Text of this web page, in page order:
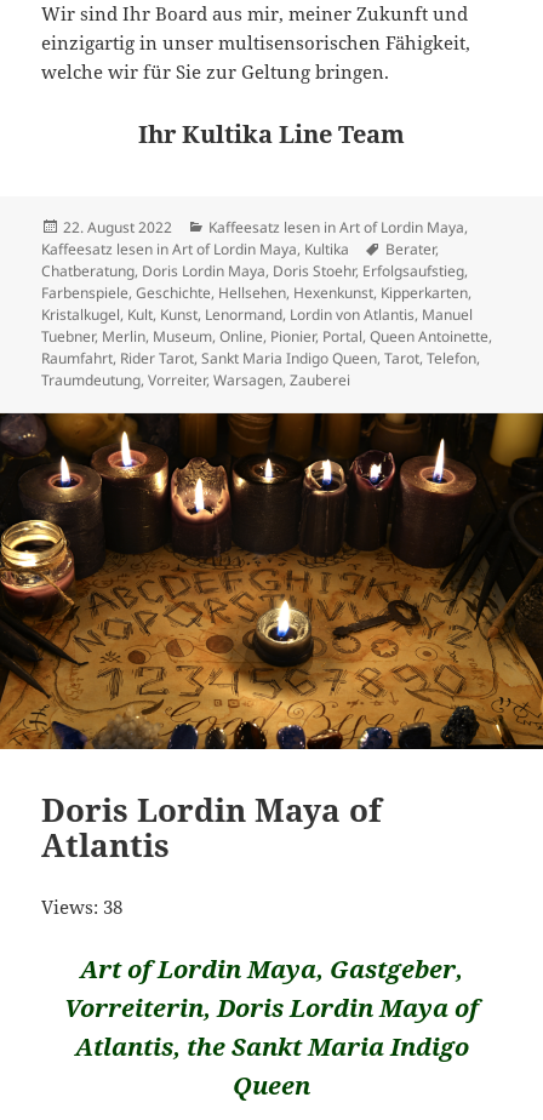
Wir sind Ihr Board aus mir, meiner Zukunft und
einzigartig in unser multisensorischen Fähigkeit,
welche wir für Sie zur Geltung bringen.
Ihr Kultika Line Team
Veröffentlicht
am
22. August 2022 Kategorien
Kaffeesatz lesen in Art of Lordin Maya,
Kaffeesatz lesen in Art of Lordin Maya, Kultika Schlagwörter
Berater,
Chatberatung, Doris Lordin Maya, Doris Stoehr, Erfolgsaufstieg,
Farbenspiele,Geschichte, Hellsehen, Hexenkunst, Kipperkarten,
Kristalkugel, Kult, Kunst, Lenormand, Lordin von Atlantis, Manuel
Tuebner, Merlin, Museum,Online, Pionier, Portal,Queen Antoinette,
Raumfahrt, Rider Tarot,Sankt Maria Indigo Queen,Tarot,Telefon,
Traumdeutung,Vorreiter,Warsagen,Zauberei
Doris Lordin Maya of
Atlantis
Views: 38
Art of Lordin Maya, Gastgeber,
Vorreiterin, Doris Lordin Maya of
Atlantis, the Sankt Maria Indigo
Queen